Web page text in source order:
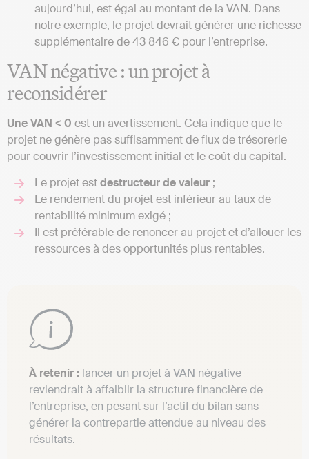
aujourd’hui, est égal au montant de la VAN. Dans
notre exemple, le projet devrait générer une richesse
supplémentaire de 43 846 € pour l’entreprise.
VAN négative : un projet à
reconsidérer
Une VAN < 0 est un avertissement. Cela indique que le
projet ne génère pas suffisamment de flux de trésorerie
pour couvrir l’investissement initial et le coût du capital.
Le projet estdestructeur de valeur ;
Le rendement du projet est inférieur au taux de
rentabilité minimum exigé ;
Il est préférable de renoncer au projet et d’allouer les
ressources à des opportunités plus rentables.
À retenir : lancer un projet à VAN négative
reviendrait à affaiblir la structure financière de
l’entreprise, en pesant sur l’actif du bilan sans
générer la contrepartie attendue au niveau des
résultats.